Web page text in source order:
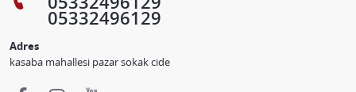
05332496129
Adres
kasaba mahallesi pazar sokak cide